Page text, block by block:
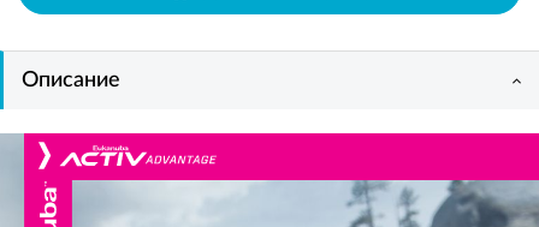
Описание